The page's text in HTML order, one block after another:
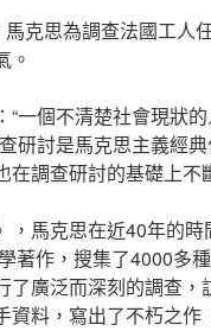
克思為調查法國工人
。
“一個不清楚社會現狀
研討是馬克思主義經
在調查研討的基礎上不
，馬克思在近40年的
著作，搜集了4000多
了廣泛而深刻的調查
資料，寫出了不朽之作